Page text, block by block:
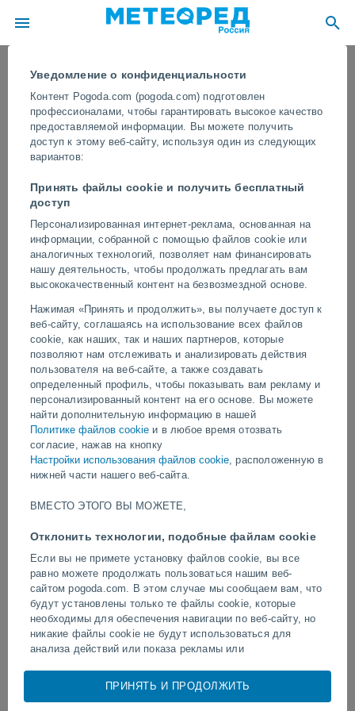
Уведомление о конфиденциальности
Контент Pogoda.com (pogoda.com) подготовлен
профессионалами, чтобы гарантировать высокое качество
предоставляемой информации. Вы можете получить
доступ к этому веб-сайту, используя один из следующих
вариантов:
Принять файлы cookie и получить бесплатный
доступ
Персонализированная интернет-реклама, основанная на
информации, собранной с помощью файлов cookie или
аналогичных технологий, позволяет нам финансировать
нашу деятельность, чтобы продолжать предлагать вам
высококачественный контент на безвозмездной основе.
Нажимая «Принять и продолжить», вы получаете доступ к
веб-сайту, соглашаясь на использование всех файлов
cookie, как наших, так и наших партнеров, которые
позволяют нам отслеживать и анализировать действия
пользователя на веб-сайте, а также создавать
определенный профиль, чтобы показывать вам рекламу и
персонализированный контент на его основе. Вы можете
найти дополнительную информацию в нашей
Политике файлов cookie и в любое время отозвать
согласие, нажав на кнопку
Настройки использования файлов cookie, расположенную в
нижней части нашего веб-сайта.
ВМЕСТО ЭТОГО ВЫ МОЖЕТЕ,
Отклонить технологии, подобные файлам cookie
Если вы не примете установку файлов cookie, вы все
равно можете продолжать пользоваться нашим веб-
сайтом pogoda.com. В этом случае мы сообщаем вам, что
будут установлены только те файлы cookie, которые
необходимы для обеспечения навигации по веб-сайту, но
никакие файлы cookie не будут использоваться для
анализа действий или показа рекламы или
просматривать общую неперсонализированную рекламу.
Вы можете отказаться от установки cookie и
ПРИНЯТЬ И ПРОДОЛЖИТЬ
Сильные штормы обрушились на
северные регионы Италии
ветрах и очень проливных дождях. Несколько провинций на
севере Италии понесли значительный материальный ущерб из-
за образования нескольких суперъячеек.
видео
Вчера
Извержение и интенсивная
активность вулкана Фуэго в
Гватемале.
Разрушительное
наводнение в Читрале,
Следуйте за нами